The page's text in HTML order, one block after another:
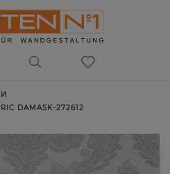
DAMASK-272612